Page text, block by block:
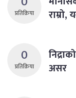
प्रतिक्रिया
0
प्रतिक्रिया
असर